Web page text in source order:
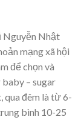
Nguyễn Nhật
mạng xã hội
để chọn và
– sugar
qua đêm là từ 6-
bình 10-25